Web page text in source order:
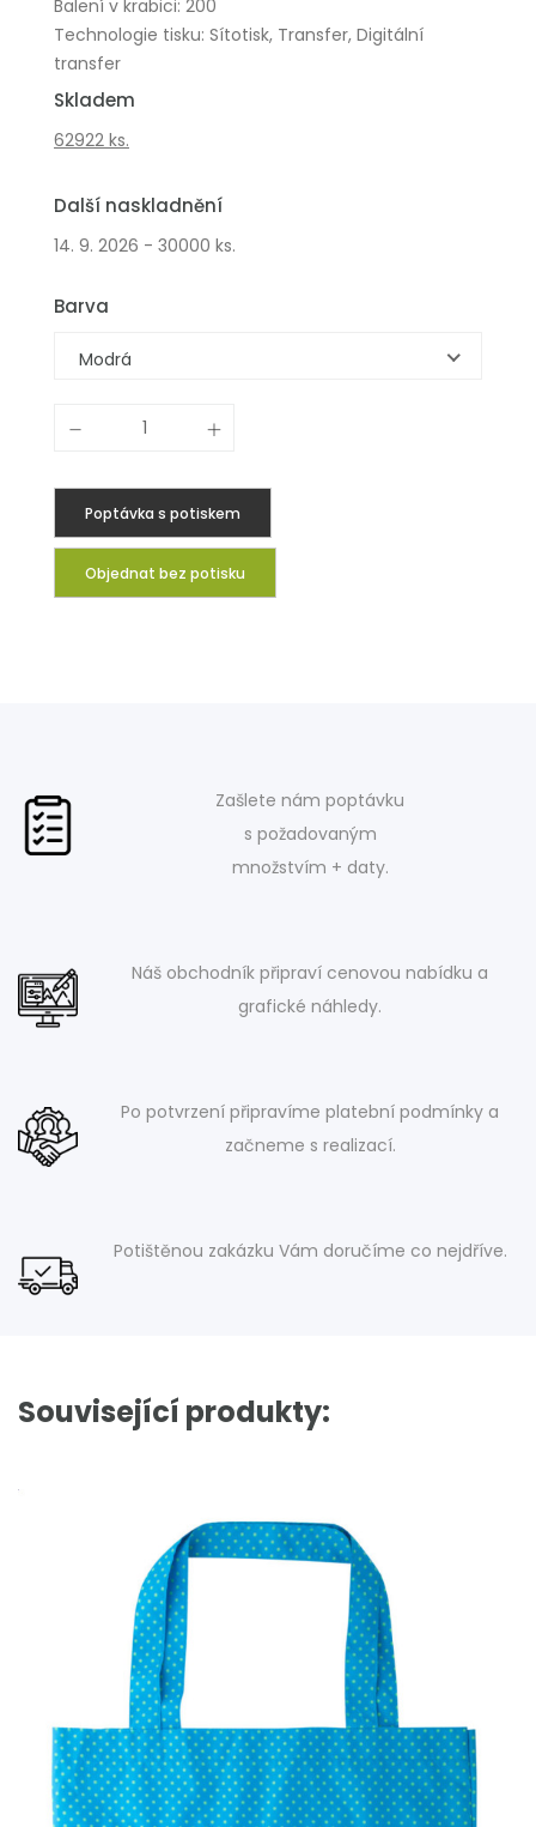
Balení v krabici: 200
Technologie tisku: Sítotisk, Transfer, Digitální
transfer
Skladem
62922 ks.
Další naskladnění
14. 9. 2026 - 30000 ks.
Barva
Modrá
Poptávka s potiskem
Objednat bez potisku
Zašlete nám poptávku
s požadovaným
množstvím + daty.
Náš obchodník připraví cenovou nabídku a
grafické náhledy.
Po potvrzení připravíme platební podmínky a
začneme s realizací.
Potištěnou zakázku Vám doručíme co nejdříve.
Související produkty: